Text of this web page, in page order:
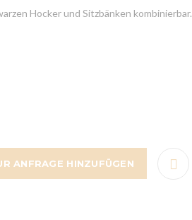
Hocker und Sitzbänken kombinierbar.
ANFRAGE HINZUFÜGEN